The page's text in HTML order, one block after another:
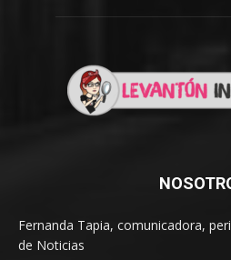
Fernanda Tapia, comunicadora,
de Noticias